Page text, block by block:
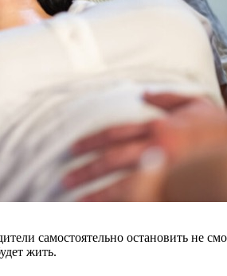
самостоятельно остановить не
жить.